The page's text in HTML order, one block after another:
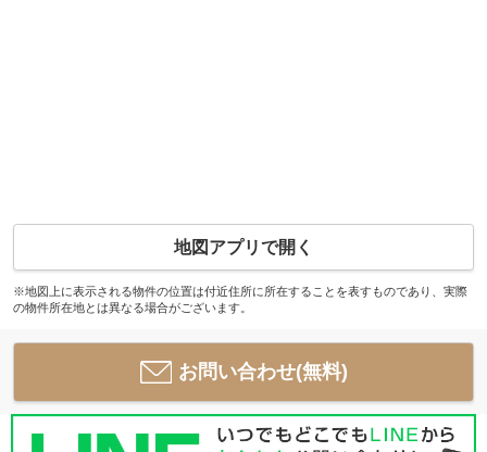
地図アプリで開く
※地図上に表示される物件の位置は付近住所に所在することを表すものであり、実際
の物件所在地とは異なる場合がございます。
お問い合わせ(無料)